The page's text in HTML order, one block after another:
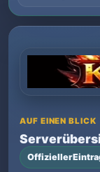
AUF EINEN BLICK
Offizieller